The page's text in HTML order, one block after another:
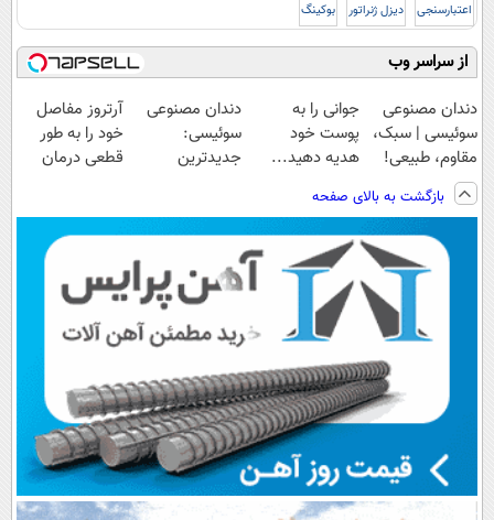
اعتبارسنجی دیزل ژنراتور بوکینگ
از سراسر وب
دندان مصنوعی
سوئیسی | سبک،
مقاوم، طبیعی!
ویزیت
رایگان+پرداخت
اقساطی😍
جوانی را به
پوست خود
هدیه دهید...
دندان مصنوعی
سوئیسی:
جدیدترین
پرداخت قسطی
آرتروز مفاصل
خود را به طور
قطعی درمان
بازگشت به بالای صفحه